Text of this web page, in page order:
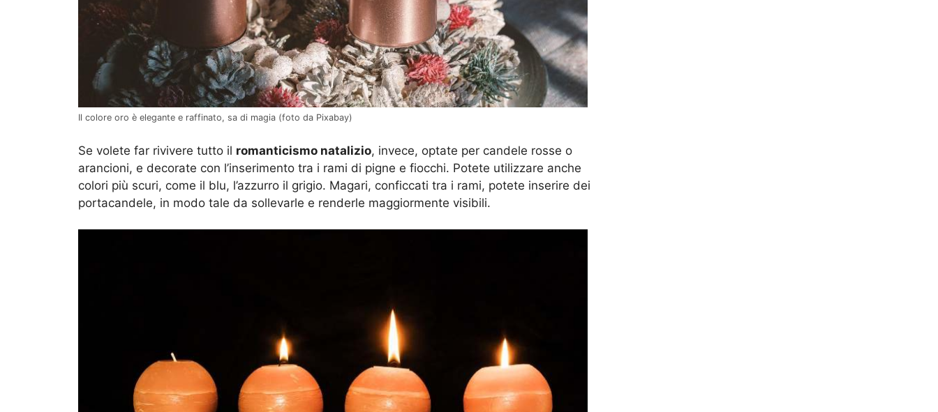
Il colore oro è elegante e raffinato, sa di magia (foto da Pixabay)
Se volete far rivivere tutto il romanticismo natalizio, invece, optate per candele rosse o
arancioni, e decorate con l’inserimento tra i rami di pigne e fiocchi. Potete utilizzare anche
colori più scuri, come il blu, l’azzurro il grigio. Magari, conficcati tra i rami, potete inserire dei
portacandele, in modo tale da sollevarle e renderle maggiormente visibili.